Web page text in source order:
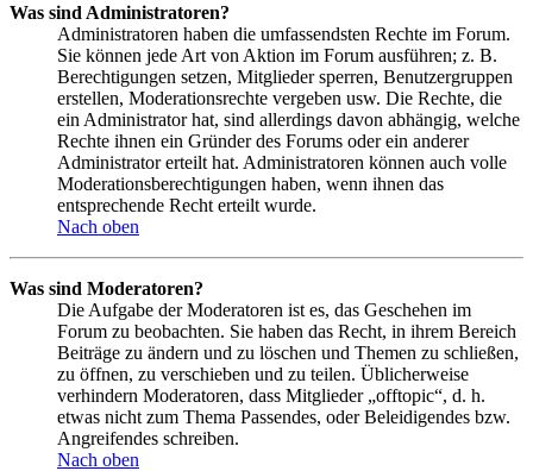
Was sind Administratoren?
Administratoren haben die umfassendsten Rechte im Forum.
Sie können jede Art von Aktion im Forum ausführen; z. B.
Berechtigungen setzen, Mitglieder sperren, Benutzergruppen
erstellen, Moderationsrechte vergeben usw. Die Rechte, die
ein Administrator hat, sind allerdings davon abhängig, welche
Rechte ihnen ein Gründer des Forums oder ein anderer
Administrator erteilt hat. Administratoren können auch volle
Moderationsberechtigungen haben, wenn ihnen das
entsprechende Recht erteilt wurde.
Nach oben
Was sind Moderatoren?
Die Aufgabe der Moderatoren ist es, das Geschehen im
Forum zu beobachten. Sie haben das Recht, in ihrem Bereich
Beiträge zu ändern und zu löschen und Themen zu schließen,
zu öffnen, zu verschieben und zu teilen. Üblicherweise
verhindern Moderatoren, dass Mitglieder „offtopic“, d. h.
etwas nicht zum Thema Passendes, oder Beleidigendes bzw.
Angreifendes schreiben.
Nach oben